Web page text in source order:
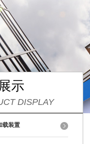
示
DISPLAY
载装置